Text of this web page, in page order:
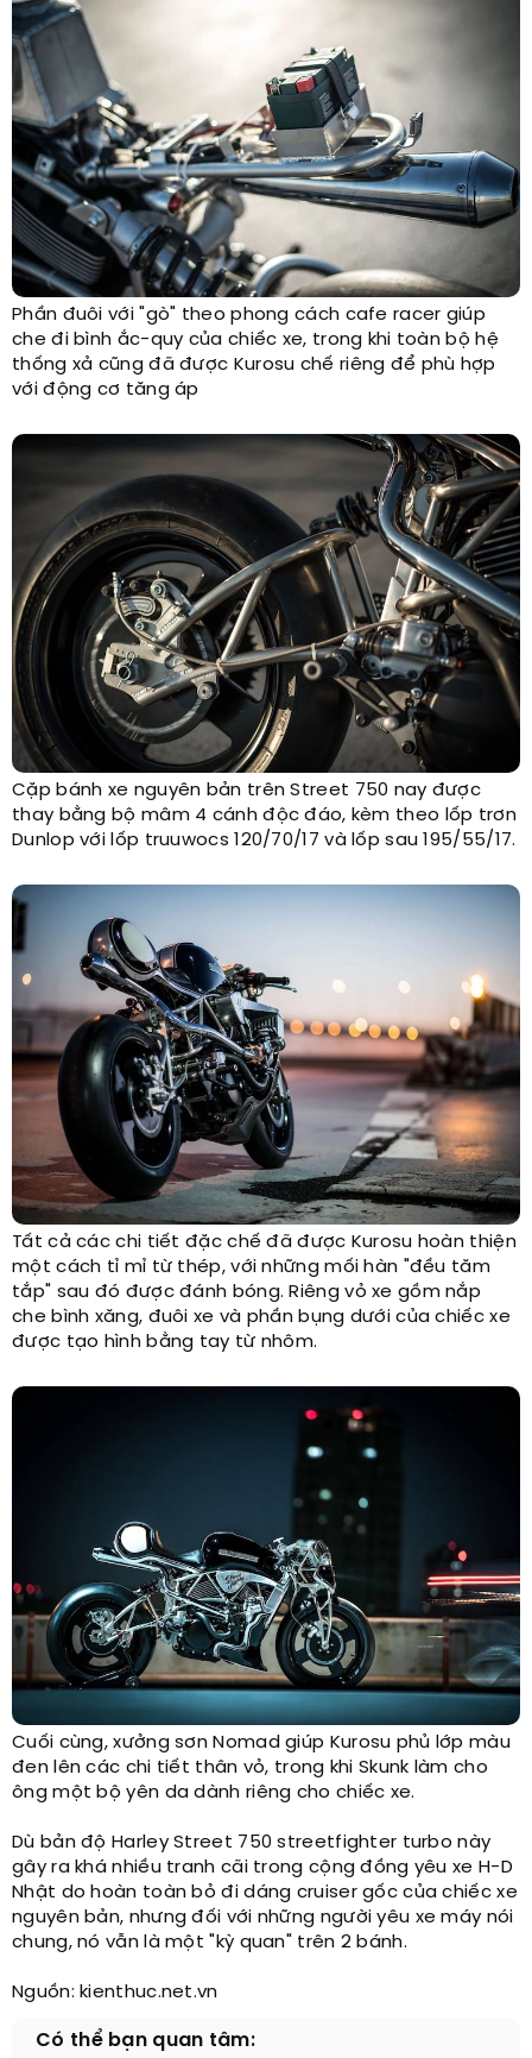
Phần đuôi với "gò" theo phong cách cafe racer giúp
che đi bình ắc-quy của chiếc xe, trong khi toàn bộ hệ
thống xả cũng đã được Kurosu chế riêng để phù hợp
với động cơ tăng áp
Cặp bánh xe nguyên bản trên Street 750 nay được
thay bằng bộ mâm 4 cánh độc đáo, kèm theo lốp trơn
Dunlop với lốp truuwocs 120/70/17 và lốp sau 195/55/17.
Tất cả các chi tiết đặc chế đã được Kurosu hoàn thiện
một cách tỉ mỉ từ thép, với những mối hàn "đều tăm
tắp" sau đó được đánh bóng. Riêng vỏ xe gồm nắp
che bình xăng, đuôi xe và phần bụng dưới của chiếc xe
được tạo hình bằng tay từ nhôm.
Cuối cùng, xưởng sơn Nomad giúp Kurosu phủ lớp màu
đen lên các chi tiết thân vỏ, trong khi Skunk làm cho
ông một bộ yên da dành riêng cho chiếc xe.​
Dù bản độ Harley Street 750 streetfighter turbo này
gây ra khá nhiều tranh cãi trong cộng đồng yêu xe H-D
Nhật do hoàn toàn bỏ đi dáng cruiser gốc của chiếc xe
nguyên bản, nhưng đối với những người yêu xe máy nói
chung, nó vẫn là một "kỳ quan" trên 2 bánh.
Nguồn: kienthuc.net.vn​
Có thể bạn quan tâm: